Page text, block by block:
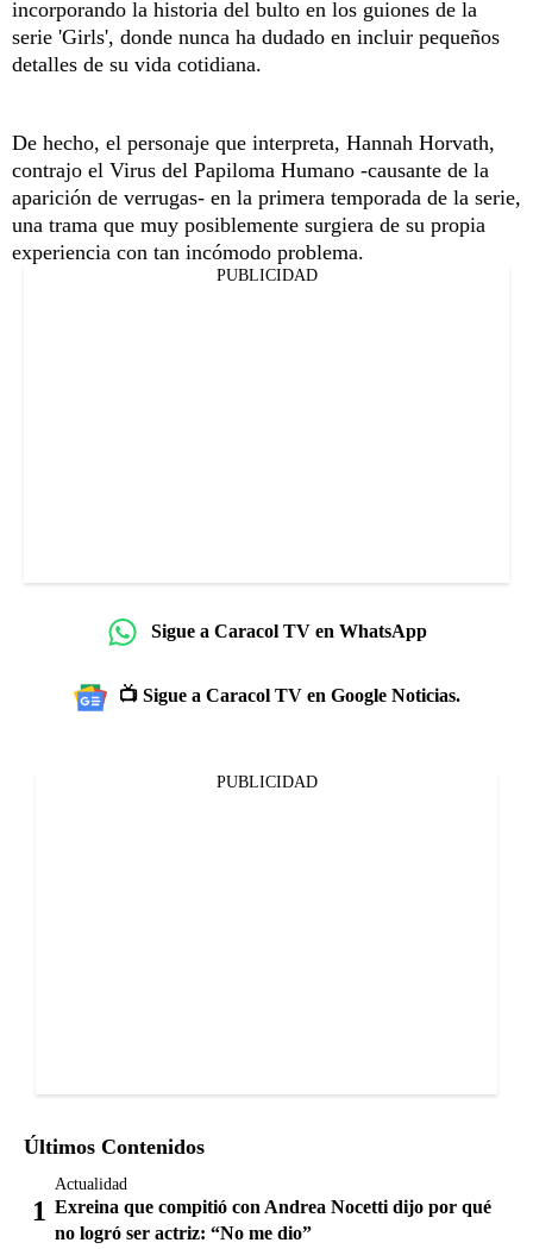
incorporando la historia del bulto en los guiones de la
serie 'Girls', donde nunca ha dudado en incluir pequeños
detalles de su vida cotidiana.
De hecho, el personaje que interpreta, Hannah Horvath,
contrajo el Virus del Papiloma Humano -causante de la
aparición de verrugas- en la primera temporada de la serie,
una trama que muy posiblemente surgiera de su propia
experiencia con tan incómodo problema.
PUBLICIDAD
Sigue a Caracol TV en WhatsApp
📺 Sigue a Caracol TV en Google Noticias.
PUBLICIDAD
Últimos Contenidos
Actualidad
Exreina que compitió con Andrea Nocetti dijo por qué
no logró ser actriz: “No me dio”